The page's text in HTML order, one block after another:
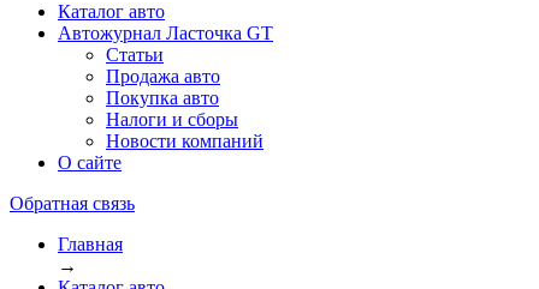
Каталог авто
Автожурнал Ласточка GT
Статьи
Продажа авто
Покупка авто
Налоги и сборы
Новости компаний
О сайте
Обратная связь
Главная
→